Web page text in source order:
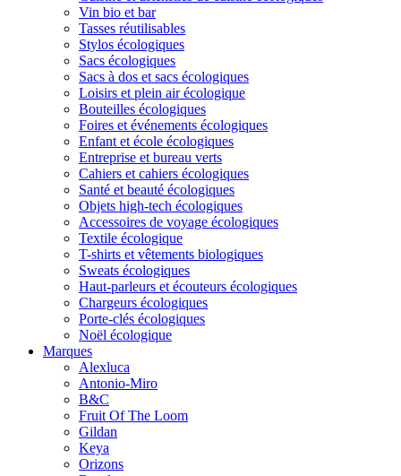
Vin bio et bar
Tasses réutilisables
Stylos écologiques
Sacs écologiques
Sacs à dos et sacs écologiques
Loisirs et plein air écologique
Bouteilles écologiques
Foires et événements écologiques
Enfant et école écologiques
Entreprise et bureau verts
Cahiers et cahiers écologiques
Santé et beauté écologiques
Objets high-tech écologiques
Accessoires de voyage écologiques
Textile écologique
T-shirts et vêtements biologiques
Sweats écologiques
Haut-parleurs et écouteurs écologiques
Chargeurs écologiques
Porte-clés écologiques
Noël écologique
Marques
Alexluca
Antonio-Miro
B&C
Fruit Of The Loom
Gildan
Keya
Orizons